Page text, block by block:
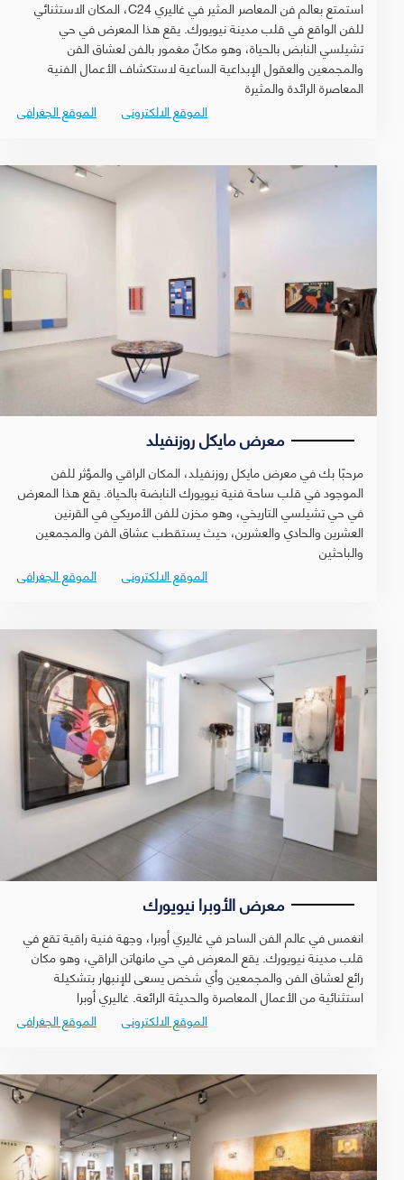
استمتع بعالم فن المعاصر المثير في غاليري C24، المكان الاستثنائي
للفن الواقع في قلب مدينة نيويورك. يقع هذا المعرض في حي
تشيلسي النابض بالحياة، وهو مكانٌ مغمور بالفن لعشاق الفن
والمجمعين والعقول الإبداعية الساعية لاستكشاف الأعمال الفنية
المعاصرة الرائدة والمثيرة
الموقع الجغرافى
الموقع الالكترونى
معرض مايكل روزنفيلد
مرحبًا بك في معرض مايكل روزنفيلد، المكان الراقي والمؤثر للفن
الموجود في قلب ساحة فنية نيويورك النابضة بالحياة. يقع هذا المعرض
في حي تشيلسي التاريخي، وهو مخزن للفن الأمريكي في القرنين
العشرين والحادي والعشرين، حيث يستقطب عشاق الفن والمجمعين
والباحثين
الموقع الجغرافى
الموقع الالكترونى
معرض الأوبرا نيويورك
انغمس في عالم الفن الساحر في غاليري أوبرا، وجهة فنية راقية تقع في
قلب مدينة نيويورك. يقع المعرض في حي مانهاتن الراقي، وهو مكان
رائع لعشاق الفن والمجمعين وأي شخص يسعى للإنبهار بتشكيلة
استثنائية من الأعمال المعاصرة والحديثة الرائعة. غاليري أوبرا
الموقع الجغرافى
الموقع الالكترونى